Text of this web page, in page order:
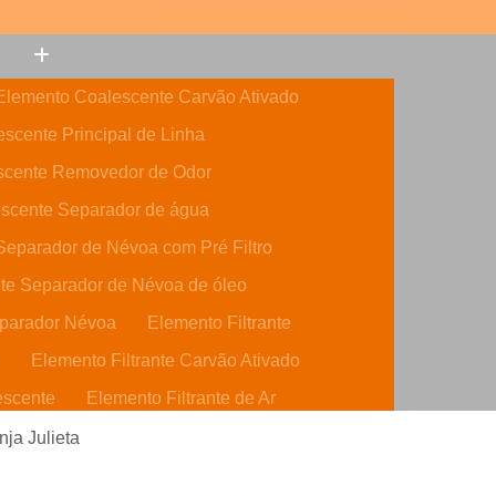
Coalescente Carvão Ativado
Principal de Linha
Removedor de Odor
Separador de água
de Névoa com Pré Filtro
Separador de Névoa de óleo
Névoa
Elemento Filtrante
Elemento Filtrante Carvão Ativado
Elemento Filtrante de Ar
Ativado
Julieta